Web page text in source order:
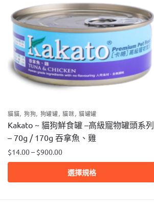
貓貓, 狗狗, 狗罐罐,貓咪, 貓罐罐
Kakato ~ 貓狗鮮食罐 –高級寵物罐頭系列
– 70g / 170g 吞拿魚、雞
$14.00– $900.00
選擇規格
產